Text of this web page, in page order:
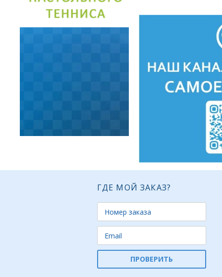
ГДЕ МОЙ ЗАКАЗ?
ПРОВЕРИТЬ